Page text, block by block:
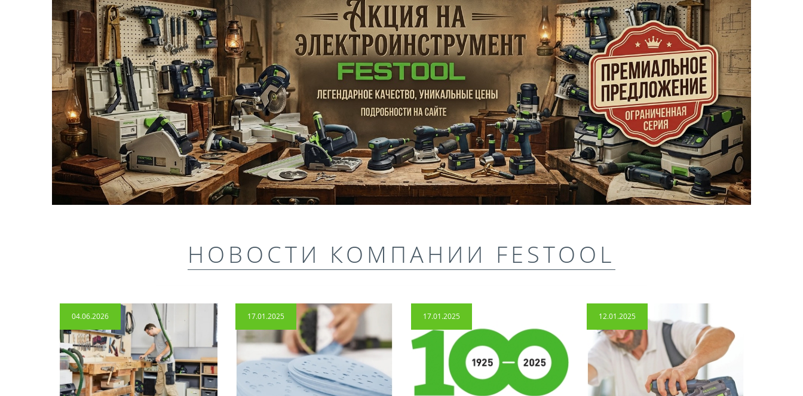
НОВОСТИ КОМПАНИИ FESTOOL
04.06.2026 17.01.2025 17.01.2025 12.01.2025